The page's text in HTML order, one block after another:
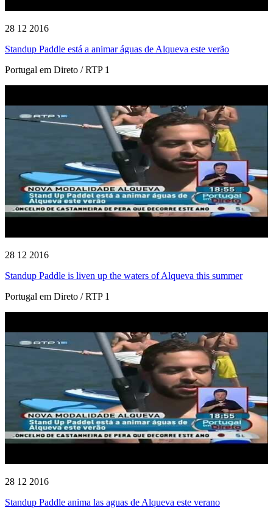
28 12 2016
Standup Paddle está a animar águas de Alqueva este verão
Portugal em Direto / RTP 1
28 12 2016
Standup Paddle is liven up the waters of Alqueva this summer
Portugal em Direto / RTP 1
28 12 2016
Standup Paddle anima las aguas de Alqueva este verano